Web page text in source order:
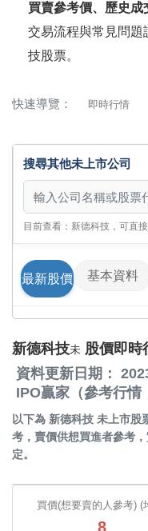
買賣參考價、歷史
交易流程與常見問題
技股票。
快速導覽： 即時行情
搜尋其他未上市公司
搜尋其他未上市公司
目前查看：新德科技，可直
最新股價 基本資料
新德科技未 股價即時
資料更新日期：
IPO贏家（參考行情
以下為 新德科技 未上市股
考，賣價供想買進者參考
定。
買價(想要賣的人參考) (
8